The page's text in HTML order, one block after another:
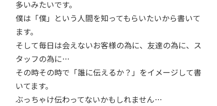
多いみたいです。
僕は「僕」という人間を知ってもらいたいから書いて
ます。
そして毎日は会えないお客様の為に、友達の為に、ス
タッフの為に…
その時その時で「誰に伝えるか？」をイメージして書
いてます。
ぶっちゃけ伝わってないかもしれません…